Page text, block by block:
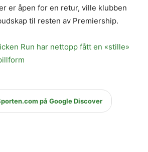
er åpen for en retur, ville klubben
til resten av Premiership.
Run har nettopp fått en «stille»
på Google Discover